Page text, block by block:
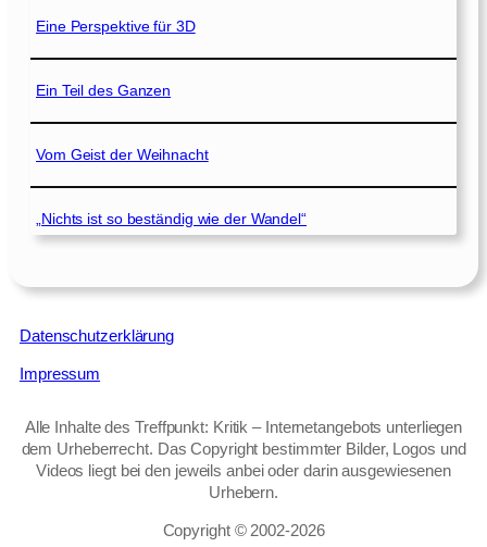
Eine Perspektive für 3D
Ein Teil des Ganzen
Vom Geist der Weihnacht
„Nichts ist so beständig wie der Wandel“
Datenschutzerklärung
Impressum
Alle Inhalte des Treffpunkt: Kritik – Internetangebots unterliegen
dem Urheberrecht. Das Copyright bestimmter Bilder, Logos und
Videos liegt bei den jeweils anbei oder darin ausgewiesenen
Urhebern.
Copyright © 2002‑2026